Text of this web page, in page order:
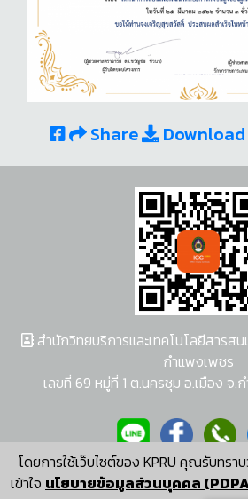
Share Download
โดยการใช้เว็บไซต์ของ KPRU คุณรับทรา
เข้าใจ นโยบายข้อมูลส่วนบุคคล
สำนักวิทยบริการและเทคโนโลยีสารส
กำแพงเพชร
เลขที่ 69 หมู่ที่ 1 ต.นครชุม อ.เมือง จ
ผู้พัฒนาระบบ อนุชา พ